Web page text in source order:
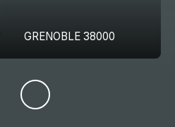
GRENOBLE 38000